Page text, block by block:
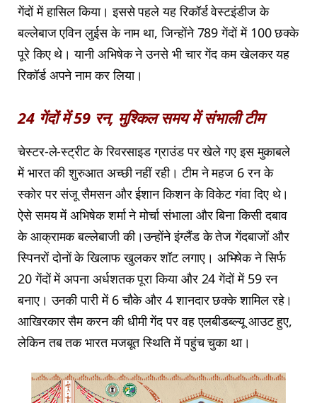
गेंदों में हासिल किया। इससे पहले यह रिकॉर्ड वेस्टइंडीज के
बल्लेबाज एविन लुईस के नाम था, जिन्होंने 789 गेंदों में 100 छक्के
पूरे किए थे। यानी अभिषेक ने उनसे भी चार गेंद कम खेलकर यह
रिकॉर्ड अपने नाम कर लिया।
24 गेंदों में 59 रन, मुश्किल समय में संभाली टीम
चेस्टर-ले-स्ट्रीट के रिवरसाइड ग्राउंड पर खेले गए इस मुकाबले
में भारत की शुरुआत अच्छी नहीं रही। टीम ने महज 6 रन के
स्कोर पर संजू सैमसन और ईशान किशन के विकेट गंवा दिए थे।
ऐसे समय में अभिषेक शर्मा ने मोर्चा संभाला और बिना किसी दबाव
के आक्रामक बल्लेबाजी की।उन्होंने इंग्लैंड के तेज गेंदबाजों और
स्पिनरों दोनों के खिलाफ खुलकर शॉट लगाए। अभिषेक ने सिर्फ
20 गेंदों में अपना अर्धशतक पूरा किया और 24 गेंदों में 59 रन
बनाए। उनकी पारी में 6 चौके और 4 शानदार छक्के शामिल रहे।
आखिरकार सैम करन की धीमी गेंद पर वह एलबीडब्ल्यू आउट हुए,
लेकिन तब तक भारत मजबूत स्थिति में पहुंच चुका था।